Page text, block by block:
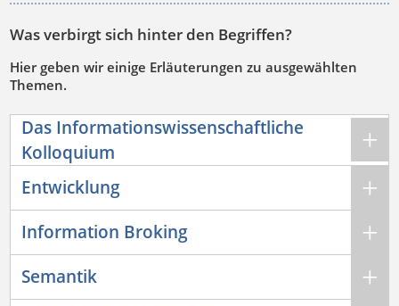
Was verbirgt sich hinter den Begriffen?
Hier geben wir einige Erläuterungen zu ausgewählten
Themen.
Das Informationswissenschaftliche
Kolloquium
Entwicklung
Information Broking
Semantik